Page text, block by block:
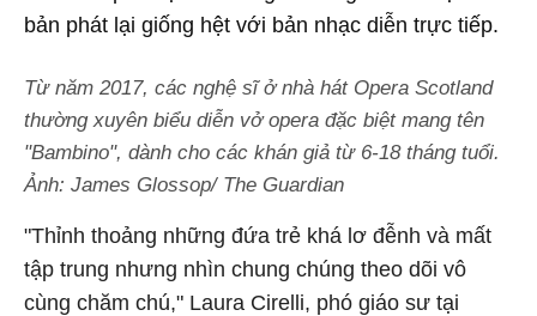
bản phát lại giống hệt với bản nhạc diễn trực tiếp.
Từ năm 2017, các nghệ sĩ ở nhà hát Opera Scotland
thường xuyên biểu diễn vở opera đặc biệt mang tên
"Bambino", dành cho các khán giả từ 6-18 tháng tuổi.
Ảnh: James Glossop/ The Guardian
"Thỉnh thoảng những đứa trẻ khá lơ đễnh và mất
tập trung nhưng nhìn chung chúng theo dõi vô
cùng chăm chú," Laura Cirelli, phó giáo sư tại